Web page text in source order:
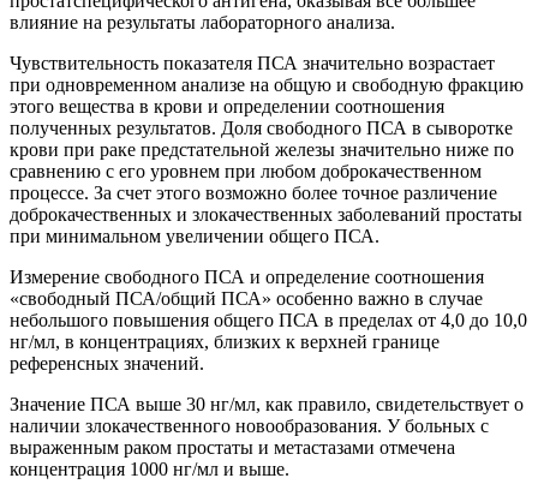
влияние на результаты лабораторного анализа.
Чувствительность показателя ПСА значительно возрастает
при одновременном анализе на общую и свободную фракцию
этого вещества в крови и определении соотношения
полученных результатов. Доля свободного ПСА в сыворотке
крови при раке предстательной железы значительно ниже по
сравнению с его уровнем при любом доброкачественном
процессе. За счет этого возможно более точное различение
доброкачественных и злокачественных заболеваний простаты
при минимальном увеличении общего ПСА.
Измерение свободного ПСА и определение соотношения
«свободный ПСА/общий ПСА» особенно важно в случае
небольшого повышения общего ПСА в пределах от 4,0 до 10,0
нг/мл, в концентрациях, близких к верхней границе
референсных значений.
Значение ПСА выше 30 нг/мл, как правило, свидетельствует о
наличии злокачественного новообразования. У больных с
выраженным раком простаты и метастазами отмечена
концентрация 1000 нг/мл и выше.